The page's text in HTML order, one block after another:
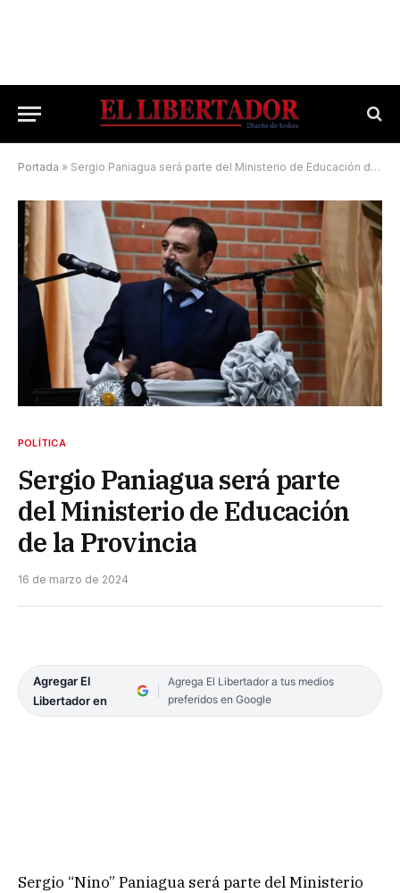
Portada » Sergio Paniagua será parte del Ministerio de Educación de la Provincia
POLÍTICA
Sergio Paniagua será parte
del Ministerio de Educación
de la Provincia
16 de marzo de 2024
Agregar El
Libertador en
Agrega El Libertador a tus medios
preferidos en Google
Sergio “Nino” Paniagua será parte del Ministerio